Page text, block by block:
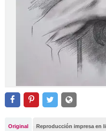
Original Reproducción impresa en